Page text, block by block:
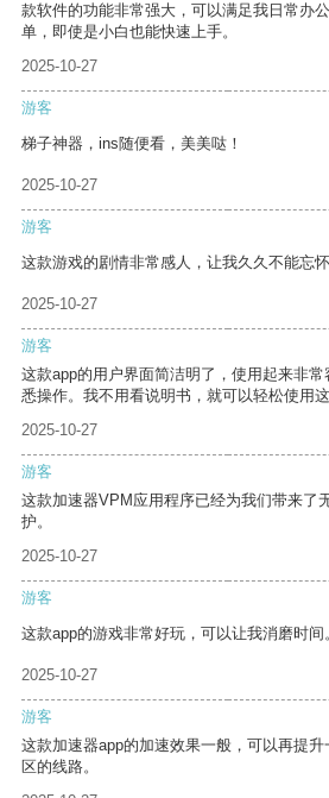
款软件的功能非常强大，可以满足我日常办
单，即使是小白也能快速上手。
2025-10-27
游客
梯子神器，ins随便看，美美哒！
2025-10-27
游客
这款游戏的剧情非常感人，让我久久不能忘怀
2025-10-27
游客
这款app的用户界面简洁明了，使用起来非
悉操作。我不用看说明书，就可以轻松使用这
2025-10-27
游客
这款加速器VPM应用程序已经为我们带来了
护。
2025-10-27
游客
这款app的游戏非常好玩，可以让我消磨时间
2025-10-27
游客
这款加速器app的加速效果一般，可以再提
区的线路。